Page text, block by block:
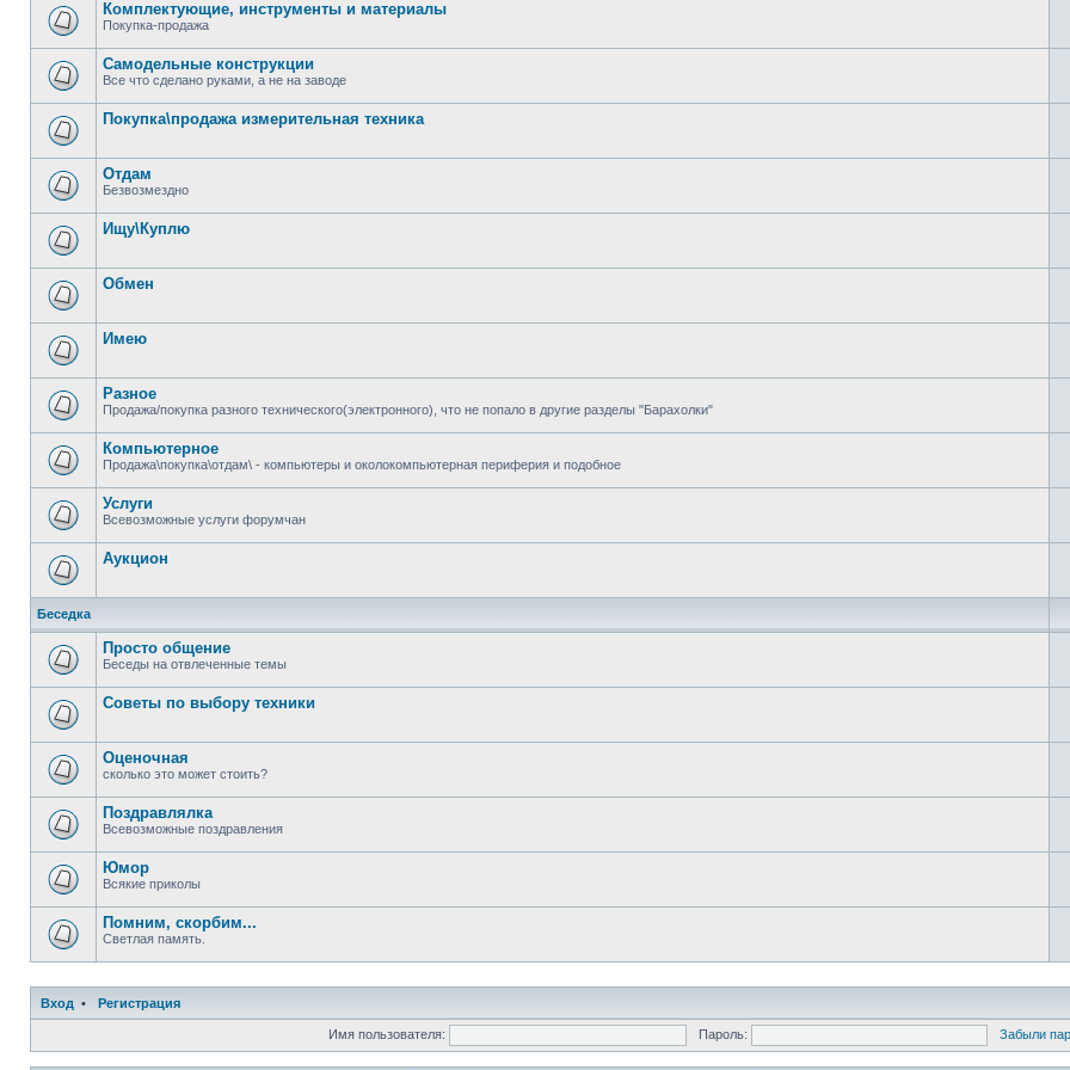
Комплектующие, инструменты и материалы
Покупка-продажа
Самодельные конструкции
Все что сделано руками, а не на заводе
Покупка\продажа измерительная техника
Отдам
Безвозмездно
Ищу\Куплю
Обмен
Имею
Разное
Продажа/покупка разного технического(электронного), что не попало в другие разделы "Барахолки"
Компьютерное
Продажа\покупка\отдам\ - компьютеры и околокомпьютерная периферия и подобное
Услуги
Всевозможные услуги форумчан
Аукцион
Беседка
Просто общение
Беседы на отвлеченные темы
Советы по выбору техники
Оценочная
сколько это может стоить?
Поздравлялка
Всевозможные поздравления
Юмор
Всякие приколы
Помним, скорбим...
Светлая память.
Вход • Регистрация
Имя пользователя: Пароль: Забыли